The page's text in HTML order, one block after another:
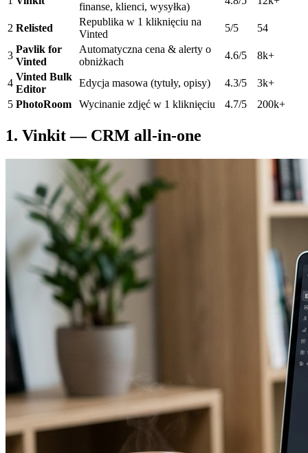
finanse, klienci, wysyłka)
2 Relisted
Republika w 1 kliknięciu na
Vinted
5/5 54
3
Pavlik for
Vinted
Automatyczna cena & alerty o
obniżkach
4.6/5 8k+
4
Vinted Bulk
Editor
Edycja masowa (tytuły, opisy) 4.3/5
3k+
5 PhotoRoom Wycinanie zdjęć w 1 kliknięciu 4.7/5 200k+
1. Vinkit — CRM all-in-one